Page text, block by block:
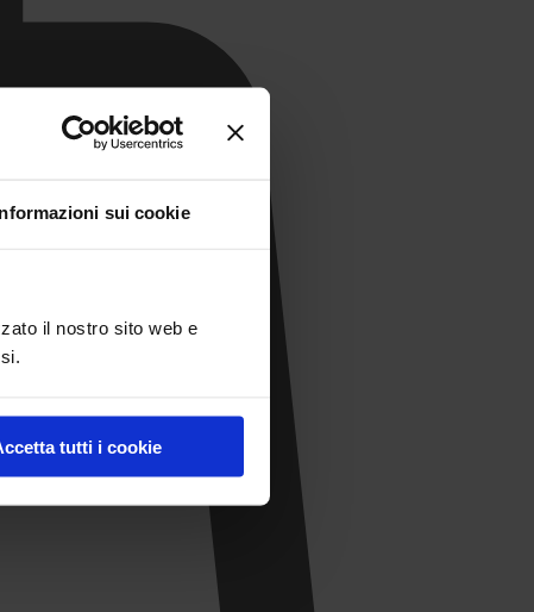
sui cookie
il nostro sito web e
tutti i cookie